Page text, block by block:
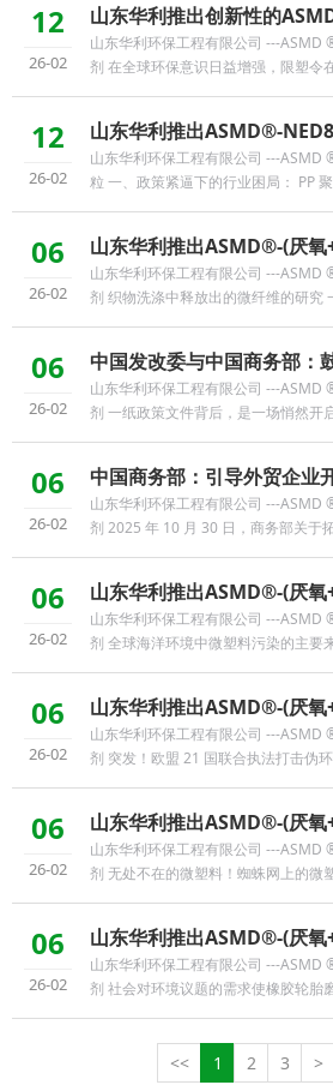
12
26-02
山东华利环保工程有限公司 ---ASMD
剂 在全球环保意识日益增强，限塑令
12
26-02
山东华利环保工程有限公司 ---ASMD
粒 一、政策紧逼下的行业困局： PP
06
26-02
山东华利环保工程有限公司 ---ASMD
剂 织物洗涤中释放出的微纤维的研究
06
26-02
山东华利环保工程有限公司 ---ASMD
剂 一纸政策文件背后，是一场悄然开
06
26-02
山东华利环保工程有限公司 ---ASMD
剂 2025 年 10 月 30 日，商务部关于
06
26-02
山东华利环保工程有限公司 ---ASMD
剂 全球海洋环境中微塑料污染的主要
06
26-02
山东华利环保工程有限公司 ---ASMD
剂 突发！欧盟 21 国联合执法打击伪
06
26-02
山东华利环保工程有限公司 ---ASMD
剂 无处不在的微塑料！蜘蛛网上的微
06
26-02
山东华利环保工程有限公司 ---ASMD
剂 社会对环境议题的需求使橡胶轮胎
<< 1 2 3 >